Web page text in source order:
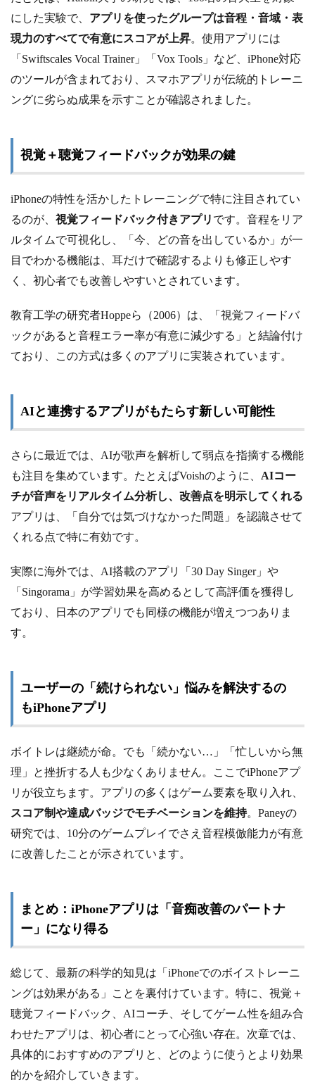
にした実験で、 アプリを使ったグループは音程・音域・表
現力のすべてで有意にスコアが上昇。使用アプリには
「Swiftscales Vocal Trainer」「Vox Tools」など、iPhone対応
のツールが含まれており、スマホアプリが伝統的トレーニ
ングに劣らぬ成果を示すことが確認されました。
視覚＋聴覚フィードバックが効果の鍵
iPhoneの特性を活かしたトレーニングで特に注目されてい
るのが、 視覚フィードバック付きアプリ です。音程をリア
ルタイムで可視化し、「今、どの音を出しているか」が一
目でわかる機能は、耳だけで確認するよりも修正しやす
く、初心者でも改善しやすいとされています。
教育工学の研究者Hoppeら（2006）は、「視覚フィードバ
ックがあると音程エラー率が有意に減少する」と結論付け
ており、この方式は多くのアプリに実装されています。
AIと連携するアプリがもたらす新しい可能性
さらに最近では、AIが歌声を解析して弱点を指摘する機能
も注目を集めています。たとえばVoishのように、 AIコー
チが音声をリアルタイム分析し、改善点を明示してくれる
アプリは、「自分では気づけなかった問題」を認識させて
くれる点で特に有効です。
実際に海外では、AI搭載のアプリ「30 Day Singer」や
「Singorama」が学習効果を高めるとして高評価を獲得し
ており、日本のアプリでも同様の機能が増えつつありま
す。
ユーザーの「続けられない」悩みを解決するの
もiPhoneアプリ
ボイトレは継続が命。でも「続かない…」「忙しいから無
理」と挫折する人も少なくありません。ここでiPhoneアプ
リが役立ちます。アプリの多くはゲーム要素を取り入れ、
スコア制や達成バッジでモチベーションを維持。Paneyの
研究では、10分のゲームプレイでさえ音程模倣能力が有意
に改善したことが示されています。
まとめ：iPhoneアプリは「音痴改善のパートナ
ー」になり得る
総じて、最新の科学的知見は「iPhoneでのボイストレーニ
ングは効果がある」ことを裏付けています。特に、視覚＋
聴覚フィードバック、AIコーチ、そしてゲーム性を組み合
わせたアプリは、初心者にとって心強い存在。次章では、
具体的におすすめのアプリと、どのように使うとより効果
的かを紹介していきます。